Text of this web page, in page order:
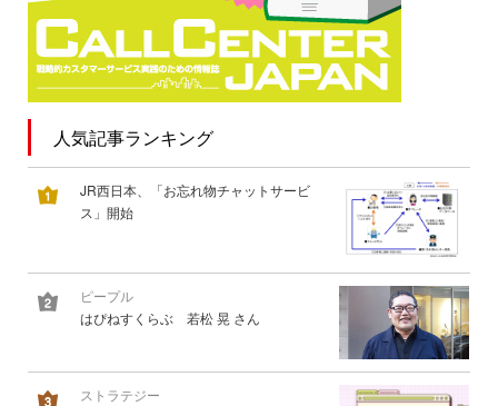
人気記事ランキング
JR西日本、「お忘れ物チャットサービ
ス」開始
ピープル
はぴねすくらぶ 若松 晃 さん
ストラテジー